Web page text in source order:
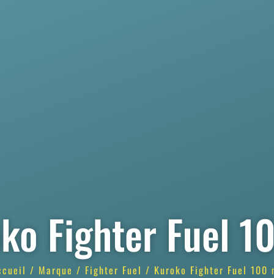
Fighter Fuel
/ Marque / Fighter Fuel / Kuroko Fighter Fuel 100